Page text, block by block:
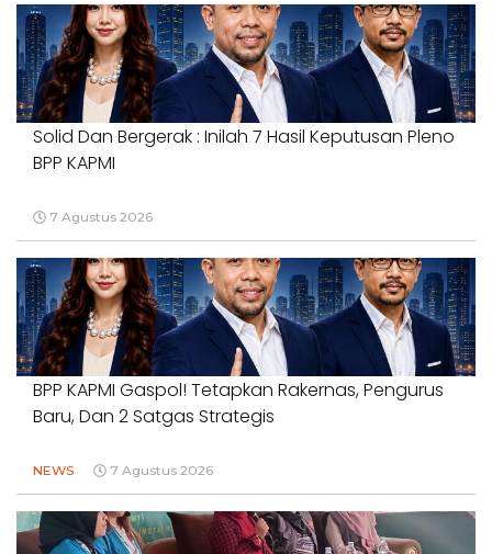
Solid Dan Bergerak : Inilah 7 Hasil Keputusan Pleno
BPP KAPMI
7 Agustus 2026
BPP KAPMI Gaspol! Tetapkan Rakernas, Pengurus
Baru, Dan 2 Satgas Strategis
NEWS 7 Agustus 2026